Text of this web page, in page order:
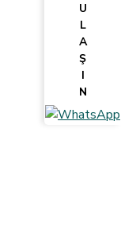
U
L
A
Ş
I
N